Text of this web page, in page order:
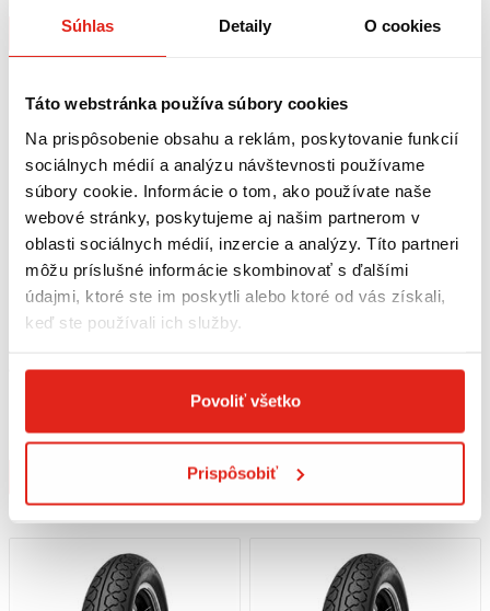
Súhlas Detaily O cookies
Táto webstránka používa súbory cookies
Na prispôsobenie obsahu a reklám, poskytovanie funkcií
sociálnych médií a analýzu návštevnosti používame
súbory cookie. Informácie o tom, ako používate naše
webové stránky, poskytujeme aj našim partnerom v
oblasti sociálnych médií, inzercie a analýzy. Títo partneri
môžu príslušné informácie skombinovať s ďalšími
údajmi, ktoré ste im poskytli alebo ktoré od vás získali,
keď ste používali ich služby.
Povoliť všetko
Prispôsobiť
vozíkom, s originálnym vzhľadom a pevným spracovaním.
NA PNEUMATIKÁCH?
Označenia na pneumatikách poskytujú dôležité informácie o ich
vlastnostiach:
Rozmery:Například 120/70 ZR17 označuje šírku (120 mm), výšku (70
%) a priemer (17 palcov) pneumatiky.
Rýchlostný index:
zvládne.
AKÉ DOPLNKY SA HODIA KU
KLASICKÝM PNEUMATIKÁM?
Pri výmene alebo údržbe klasických pneumatík sa môžu hodiť nasledujúce
doplnky:
Pre pneumatiky, ktoré ich vyžadujú.
Kúpiť
94,95 € s DPH
METZELER PNEUMATIKA PERFECT
Na objednávku
86,95 € s DPH
METZELER PNEUMATIKA PERFECT
Na objednávku
Kúpiť